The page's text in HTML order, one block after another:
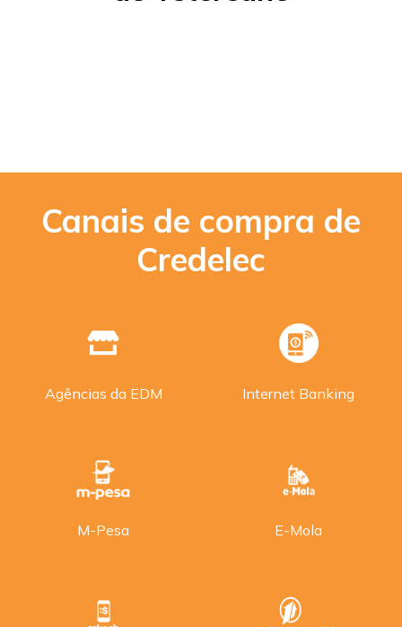
Canais de compra de
Credelec
Agências da EDM Internet Banking
M-Pesa E-Mola